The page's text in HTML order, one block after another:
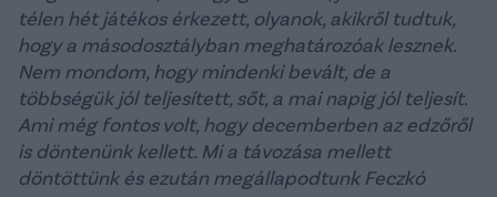
télen hét játékos érkezett, olyanok, akikről tudtuk,
hogy a másodosztályban meghatározóak lesznek.
Nem mondom, hogy mindenki bevált, de a
többségük jól teljesített, sőt, a mai napig jól teljesít.
Ami még fontos volt, hogy decemberben az edzőről
is döntenünk kellett. Mi a távozása mellett
döntöttünk és ezután megállapodtunk Feczkó